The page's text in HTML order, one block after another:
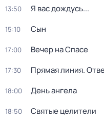
13:50 Я вас дождусь...
15:10 Сын
17:00 Вечер на Спасе
17:30 Прямая линия.
18:00 День ангела
18:50 Святые целители